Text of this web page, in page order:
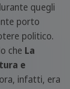
quegli
porto
politico.
che La
e
infatti, era